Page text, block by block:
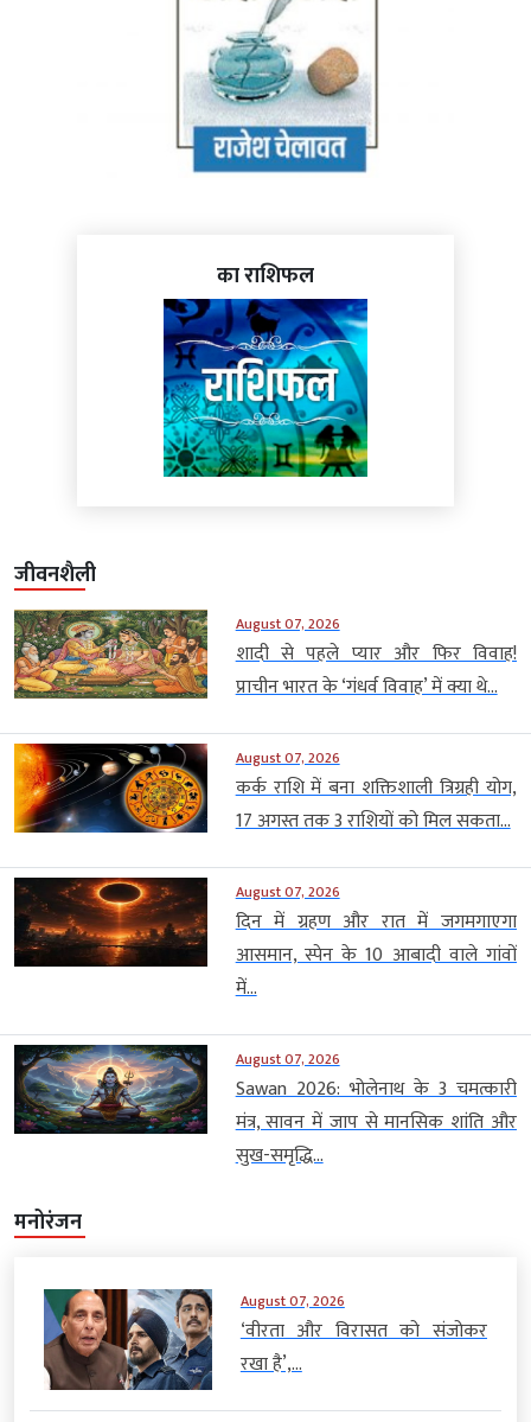
का राशिफल
जीवनशैली
August 07, 2026
शादी से पहले प्यार और फिर विवाह!
प्राचीन भारत के ‘गंधर्व विवाह’ में क्या थे...
August 07, 2026
कर्क राशि में बना शक्तिशाली त्रिग्रही योग,
17 अगस्त तक 3 राशियों को मिल सकता...
August 07, 2026
दिन में ग्रहण और रात में जगमगाएगा
आसमान, स्पेन के 10 आबादी वाले गांवों
में...
August 07, 2026
Sawan 2026: भोलेनाथ के 3 चमत्कारी
मंत्र, सावन में जाप से मानसिक शांति और
सुख-समृद्धि...
मनोरंजन
August 07, 2026
‘वीरता और विरासत को संजोकर
रखा है’,...